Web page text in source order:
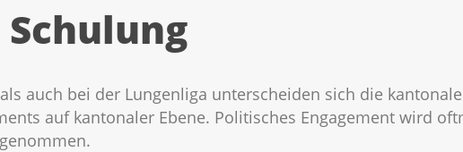
auch bei der Lungenliga unterscheiden sich die
auf kantonaler Ebene. Politisches Engagement wird